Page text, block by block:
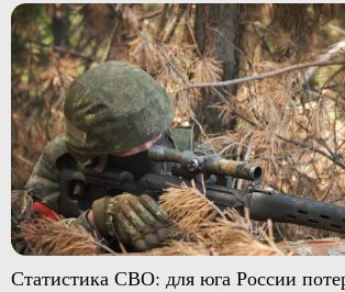
Статистика СВО: для юга России